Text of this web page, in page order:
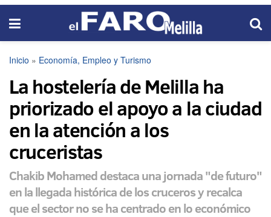
Inicio » Economía, Empleo y Turismo
La hostelería de Melilla ha
priorizado el apoyo a la ciudad
en la atención a los
cruceristas
Chakib Mohamed destaca una jornada "de futuro"
en la llegada histórica de los cruceros y recalca
que el sector no se ha centrado en lo económico